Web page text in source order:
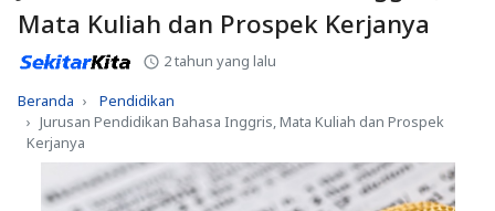
Mata Kuliah dan Prospek Kerjanya
2 tahun yang lalu
Beranda
Pendidikan
Jurusan Pendidikan Bahasa Inggris, Mata Kuliah dan Prospek
Kerjanya